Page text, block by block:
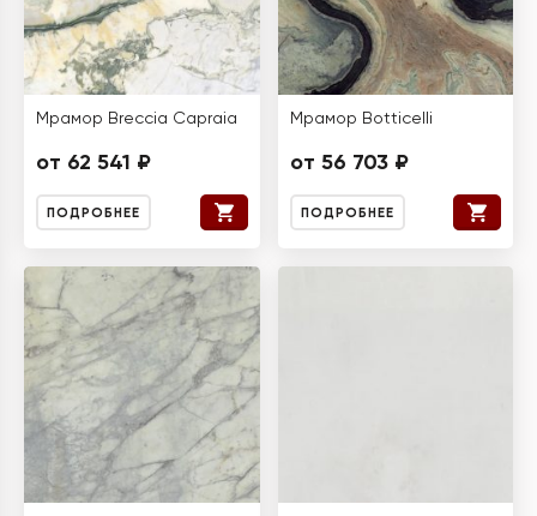
Мрамор Breccia Capraia
от 62 541 ₽
ПОДРОБНЕЕ
Мрамор Botticelli
от 56 703 ₽
ПОДРОБНЕЕ